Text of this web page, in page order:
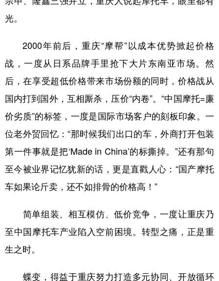
光。
2000年前后，重庆“摩帮”以成本优势掀起价格
战，一度从日系品牌手里抢下大片东南亚市场。然
后，在享受超低价格带来市场份额的同时，价格战从
国内打到国外，互相厮杀，压价“内卷”。“中国摩托=廉
价劣质”的标签，一度是国际市场客户的刻板印象。一
位老外贸回忆：“那时候我们出口的车，外商打开包装
第一件事就是把‘Made in China’的标撕掉。”还有那句
至今被业界记忆犹新的话，更是直戳人心：“国产摩托
车如果论斤卖，还不如排骨的价格高！”
简单组装、相互模仿、低价竞争，一度让重庆乃
至中国摩托车产业陷入空前困境。转型之痛，正是重
生之时。
蝶变，得益于重庆努力打造多元协同、开放循环